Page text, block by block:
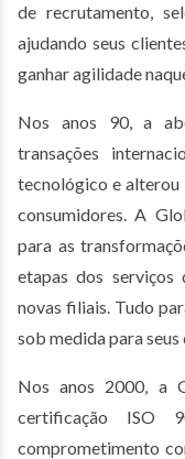
de recrutamento,
ajudando seus
ganhar agilidade
Nos anos 90, a
transações
tecnológico e
consumidores. A
para as
etapas dos
novas filiais. Tudo
sob medida para seus
Nos anos 2000, a
certificação ISO
comprometimento